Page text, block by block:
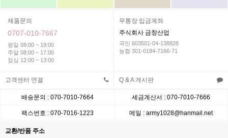
제품문의
0707-010-7667
평일 08:00 ~ 19:00
주말 08:00 ~ 17:00
점심 12:00 ~ 13:00
무통장 입금계좌
주식회사 금창산업
국민 603501-04-138828
농협 301-0184-7166-71
고객센터 연결 Q & A 게시판
배송문의 : 070-7010-7664 세금계산서 : 070-7010-7666
팩스번호 : 070-7016-1223 메일 : army1028@hanmail.net
교환/반품 주소